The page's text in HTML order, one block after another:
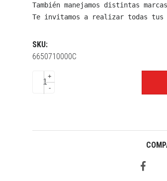
También manejamos distintas
Te invitamos a realizar todas tus
SKU:
6650710000C
+
-